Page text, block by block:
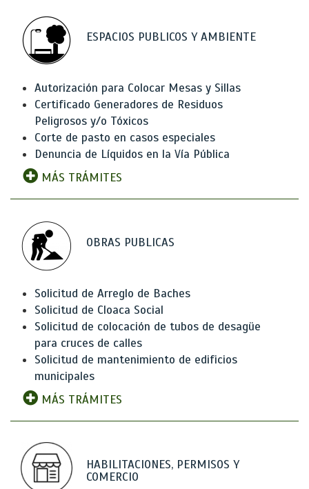
ESPACIOS PUBLICOS Y AMBIENTE
Autorización para Colocar Mesas y Sillas
Certificado Generadores de Residuos
Peligrosos y/o Tóxicos
Corte de pasto en casos especiales
Denuncia de Líquidos en la Vía Pública
MÁS TRÁMITES
OBRAS PUBLICAS
Solicitud de Arreglo de Baches
Solicitud de Cloaca Social
Solicitud de colocación de tubos de desagüe
para cruces de calles
Solicitud de mantenimiento de edificios
municipales
MÁS TRÁMITES
HABILITACIONES, PERMISOS Y
COMERCIO